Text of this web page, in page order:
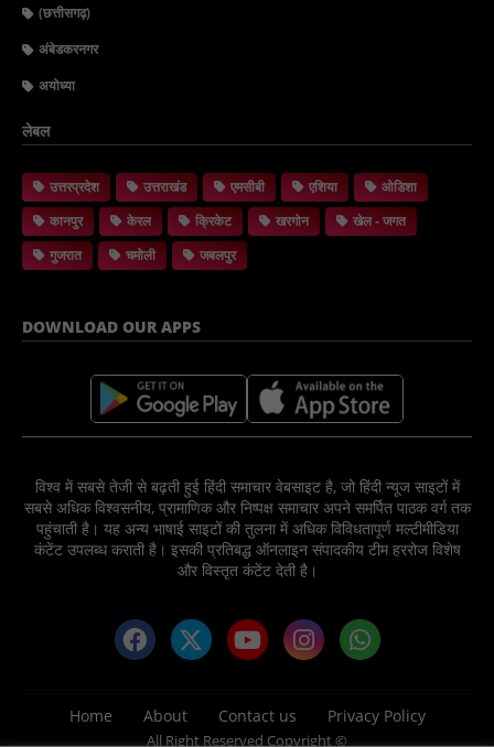
(छत्तीसगढ़)
अंबेडकरनगर
अयोध्या
लेबल
उत्तरप्रदेश उत्तराखंड एमसीबी एशिया
ओडिशा
कानपुर
केरल क्रिकेट खरगोन
खेल - जगत
गुजरात
चमोली जबलपुर
DOWNLOAD OUR APPS
विश्व में सबसे तेजी से बढ़ती हुई हिंदी समाचार वेबसाइट है, जो हिंदी न्यूज साइटों में
सबसे अधिक विश्वसनीय, प्रामाणिक और निष्पक्ष समाचार अपने समर्पित पाठक वर्ग तक
पहुंचाती है। यह अन्य भाषाई साइटों की तुलना में अधिक विविधतापूर्ण मल्टीमीडिया
कंटेंट उपलब्ध कराती है। इसकी प्रतिबद्ध ऑनलाइन संपादकीय टीम हररोज विशेष
और विस्तृत कंटेंट देती है।
Home About Contact us Privacy Policy